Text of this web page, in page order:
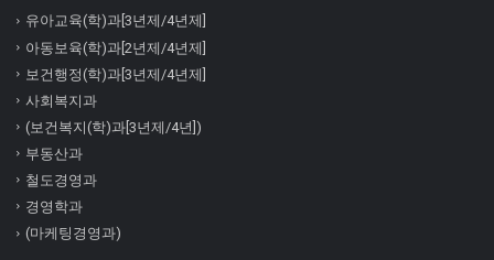
유아교육(학)과[3년제/4년제]
아동보육(학)과[2년제/4년제]
보건행정(학)과[3년제/4년제]
사회복지과
(보건복지(학)과[3년제/4년])
부동산과
철도경영과
경영학과
(마케팅경영과)